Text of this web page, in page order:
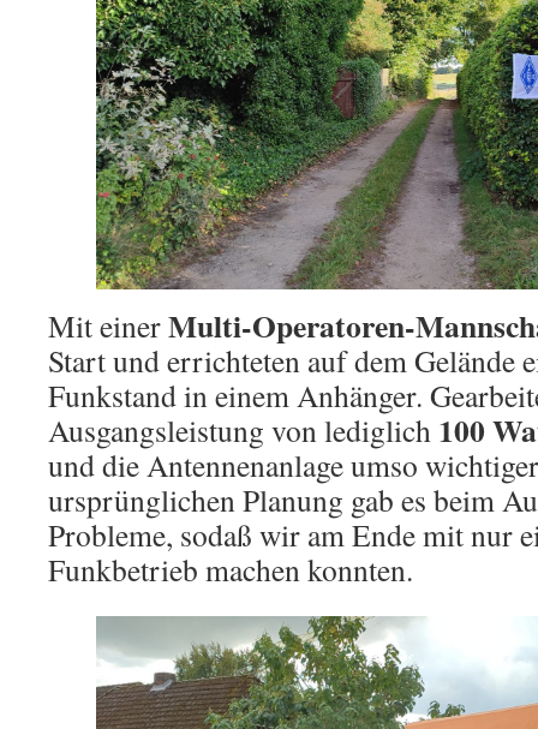
Mit einerMulti-Operatoren-
Start und errichteten auf dem Gelände
Funkstand in einem Anhänger.
Ausgangsleistung von lediglich 100
und die Antennenanlage umso
ursprünglichen Planung gab es beim
Probleme, sodaß wir am Ende mit nur
Funkbetrieb machen konnten.